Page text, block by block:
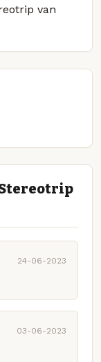
van
24-06-2023
03-06-2023